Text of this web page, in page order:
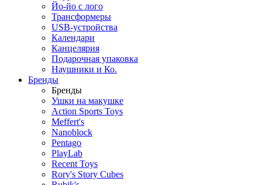
Йо-йо с лого
Трансформеры
USB-устройства
Календари
Канцелярия
Подарочная упаковка
Наушники и Ко.
Бренды
Бренды
Ушки на макушке
Action Sports Toys
Meffert's
Nanoblock
Pentago
PlayLab
Recent Toys
Rory's Story Cubes